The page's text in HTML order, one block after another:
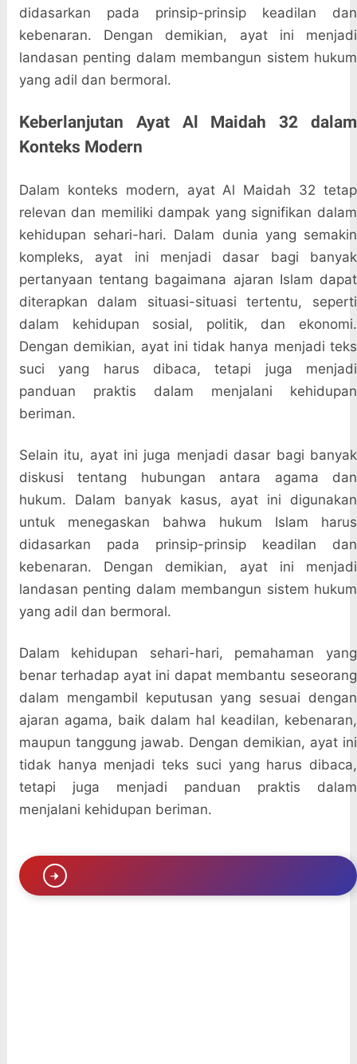
didasarkan pada prinsip-prinsip keadilan dan
kebenaran. Dengan demikian, ayat ini menjadi
landasan penting dalam membangun sistem hukum
yang adil dan bermoral.
Keberlanjutan Ayat Al Maidah 32 dalam
Konteks Modern
Dalam konteks modern, ayat Al Maidah 32 tetap
relevan dan memiliki dampak yang signifikan dalam
kehidupan sehari-hari. Dalam dunia yang semakin
kompleks, ayat ini menjadi dasar bagi banyak
pertanyaan tentang bagaimana ajaran Islam dapat
diterapkan dalam situasi-situasi tertentu, seperti
dalam kehidupan sosial, politik, dan ekonomi.
Dengan demikian, ayat ini tidak hanya menjadi teks
suci yang harus dibaca, tetapi juga menjadi
panduan praktis dalam menjalani kehidupan
beriman.
Selain itu, ayat ini juga menjadi dasar bagi banyak
diskusi tentang hubungan antara agama dan
hukum. Dalam banyak kasus, ayat ini digunakan
untuk menegaskan bahwa hukum Islam harus
didasarkan pada prinsip-prinsip keadilan dan
kebenaran. Dengan demikian, ayat ini menjadi
landasan penting dalam membangun sistem hukum
yang adil dan bermoral.
Dalam kehidupan sehari-hari, pemahaman yang
benar terhadap ayat ini dapat membantu seseorang
dalam mengambil keputusan yang sesuai dengan
ajaran agama, baik dalam hal keadilan, kebenaran,
maupun tanggung jawab. Dengan demikian, ayat ini
tidak hanya menjadi teks suci yang harus dibaca,
tetapi juga menjadi panduan praktis dalam
menjalani kehidupan beriman.